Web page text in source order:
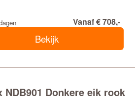
Vanaf € 708,-
Bekijk
NDB901 Donkere eik rook